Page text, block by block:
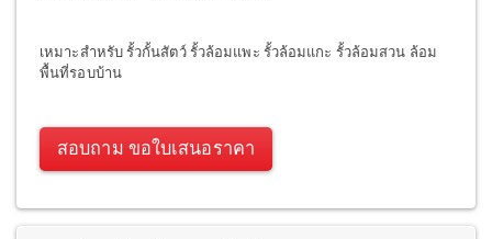
เหมาะสำหรับ รั้วกั้นสัตว์ รั้วล้อมแพะ รั้วล้อมแกะ รั้วล้อมสวน ล้อม
พื้นที่รอบบ้าน
สอบถาม ขอใบเสนอราคา